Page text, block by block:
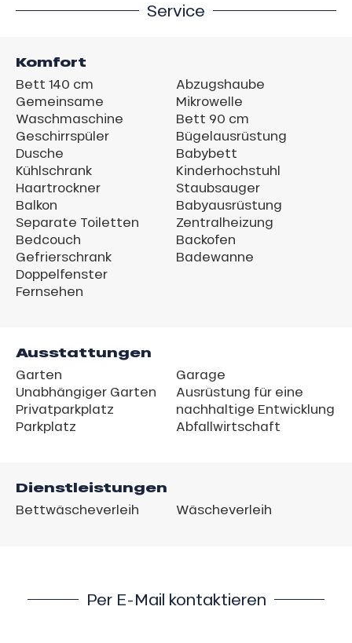
Service
Komfort
Bett 140 cm
Gemeinsame
Waschmaschine
Geschirrspüler
Dusche
Kühlschrank
Haartrockner
Balkon
Separate Toiletten
Bedcouch
Gefrierschrank
Doppelfenster
Fernsehen
Abzugshaube
Mikrowelle
Bett 90 cm
Bügelausrüstung
Babybett
Kinderhochstuhl
Staubsauger
Babyausrüstung
Zentralheizung
Backofen
Badewanne
Ausstattungen
Garten
Unabhängiger Garten
Privatparkplatz
Parkplatz
Garage
Ausrüstung für eine
nachhaltige Entwicklung
Abfallwirtschaft
Dienstleistungen
Bettwäscheverleih Wäscheverleih
Per E-Mail kontaktieren